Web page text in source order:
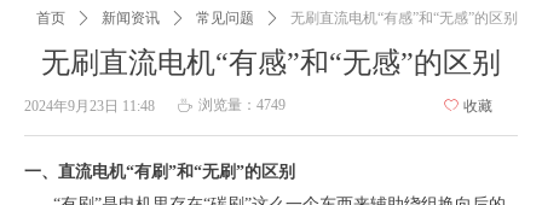
无刷直流电机“有感”和“无感”的区别
首页 ꄲ 新闻资讯 ꄲ 常见问题 ꄲ 无刷直流电机“有感”和“无感”的区别
一、直流电机“有刷”和“无刷”的区别
2024年9月23日 11:48 ꄘ 浏览量： 4749 ꄀ 收藏